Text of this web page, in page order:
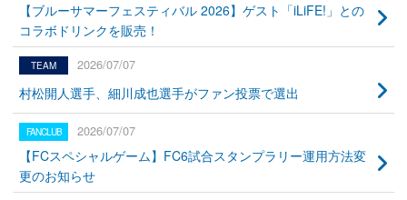
【ブルーサマーフェスティバル 2026】ゲスト「iLiFE!」との
コラボドリンクを販売！
2026/07/07
村松開人選手、細川成也選手がファン投票で選出
2026/07/07
【FCスペシャルゲーム】FC6試合スタンプラリー運用方法変
更のお知らせ